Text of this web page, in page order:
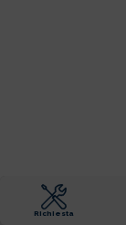
Richiesta